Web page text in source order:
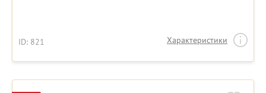
ID: 821 Характеристики